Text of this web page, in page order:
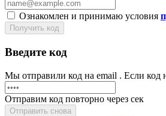
Ознакомлен и принимаю условия
Получить код
Введите код
Мы отправили код на email . Если код
Отправим код повторно через сек
Отправить снова